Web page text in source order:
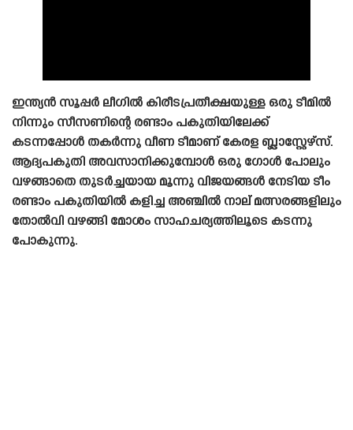
ഇന്ത്യൻ സൂപ്പർ ലീഗിൽ കിരീടപ്രതീക്ഷയുള്ള ഒരു ടീമിൽ
നിന്നും സീസണിന്റെ രണ്ടാം പകുതിയിലേക്ക്
കടന്നപ്പോൾ തകർന്നു വീണ ടീമാണ് കേരള ബ്ലാസ്റ്റേഴ്‌സ്.
ആദ്യപകുതി അവസാനിക്കുമ്പോൾ ഒരു ഗോൾ പോലും
വഴങ്ങാതെ തുടർച്ചയായ മൂന്നു വിജയങ്ങൾ നേടിയ ടീം
രണ്ടാം പകുതിയിൽ കളിച്ച അഞ്ചിൽ നാല് മത്സരങ്ങളിലും
തോൽവി വഴങ്ങി മോശം സാഹചര്യത്തിലൂടെ കടന്നു
പോകുന്നു.